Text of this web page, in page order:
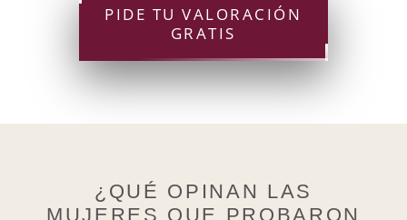
PIDE TU VALORACIÓN
GRATIS
¿QUÉ OPINAN LAS
MUJERES QUE PROBARON